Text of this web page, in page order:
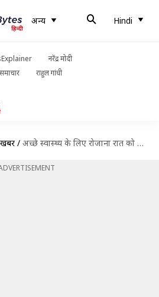
अन्य Hindi
नरेंद्र मोदी
राहुल गांधी
/ अच्छे स्वास्थ्य के लिए रोजाना रात को सोने से पहले करें ये 5 काम, मिलेगी मदद